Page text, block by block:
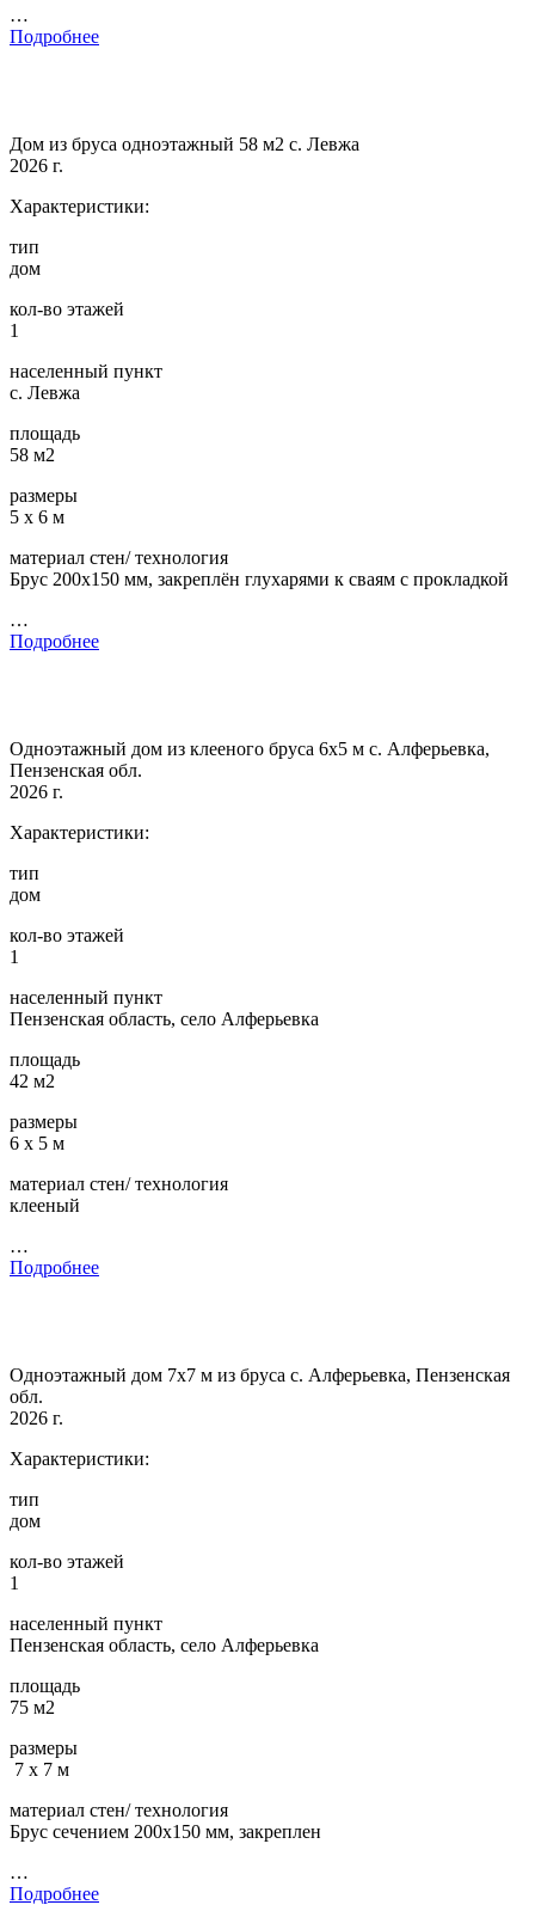
…
Подробнее
Дом из бруса одноэтажный 58 м2 с. Левжа
2026 г.
Характеристики:
тип
дом
кол-во этажей
1
населенный пункт
с. Левжа
площадь
58 м2
размеры
5 х 6 м
материал стен/ технология
Брус 200х150 мм, закреплён глухарями к сваям с прокладкой
…
Подробнее
Одноэтажный дом из клееного бруса 6х5 м с. Алферьевка,
Пензенская обл.
2026 г.
Характеристики:
тип
дом
кол-во этажей
1
населенный пункт
Пензенская область, село Алферьевка
площадь
42 м2
размеры
6 х 5 м
материал стен/ технология
клееный
…
Подробнее
Одноэтажный дом 7х7 м из бруса с. Алферьевка, Пензенская
обл.
2026 г.
Характеристики:
тип
дом
кол-во этажей
1
населенный пункт
Пензенская область, село Алферьевка
площадь
75 м2
размеры
7 х 7 м
материал стен/ технология
Брус сечением 200х150 мм, закреплен
…
Подробнее